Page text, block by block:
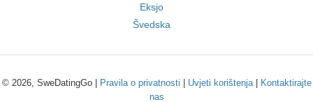
Eksjo
Švedska
© 2026, SweDatingGo | Pravila o privatnosti Uvjeti korištenja|
Kontaktirajte
nas